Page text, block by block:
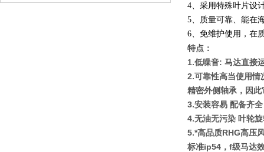
4、采用特殊叶片设
5、质量可靠、能在
6、免维护使用，在
特点：
1.低噪音: 马达直接
2.可靠性高当使用情
精密外侧轴承，因
3.安装容易 配备齐
4.无油无污染 叶轮
5.*高品质RHG高压
标准ip54，f级马达